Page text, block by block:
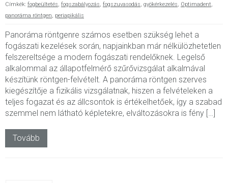
Címkék: fogbeültetés, fogszabályozás, fogszuvasodás, gyökérkezelés, Optimadent,
panoráma röntgen, periapikális
Panoráma röntgenre számos esetben szükség lehet a
fogászati kezelések során, napjainkban már nélkülözhetetlen
felszereltsége a modern fogászati rendelőknek. Legelső
alkalommal az állapotfelmérő szűrővizsgálat alkalmával
készítünk röntgen-felvételt. A panoráma röntgen szerves
kiegészítője a fizikális vizsgálatnak, hiszen a felvételeken a
teljes fogazat és az állcsontok is értékelhetőek, így a szabad
szemmel nem látható képletekre, elváltozásokra is fény […]
Tovább